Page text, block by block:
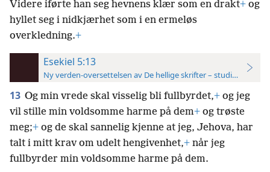
Videre iførte han seg hevnens klær som en drakt+ og
hyllet seg i nidkjærhet som i en ermeløs
overkledning.+
Esekiel 5:13
Ny verden-oversettelsen av De hellige skrifter – studieutgave
13 Og min vrede skal visselig bli fullbyrdet,+ og jeg
vil stille min voldsomme harme på dem+ og trøste
meg;+ og de skal sannelig kjenne at jeg, Jehova, har
talt i mitt krav om udelt hengivenhet,+ når jeg
fullbyrder min voldsomme harme på dem.